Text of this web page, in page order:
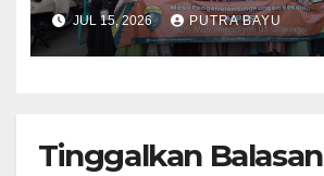
JUL 15, 2026 PUTRA BAYU
Tinggalkan Balasan